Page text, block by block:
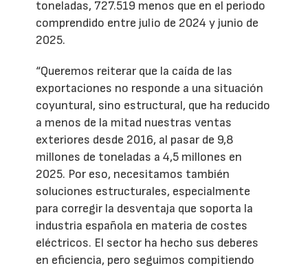
toneladas, 727.519 menos que en el periodo
comprendido entre julio de 2024 y junio de
2025.
“Queremos reiterar que la caída de las
exportaciones no responde a una situación
coyuntural, sino estructural, que ha reducido
a menos de la mitad nuestras ventas
exteriores desde 2016, al pasar de 9,8
millones de toneladas a 4,5 millones en
2025. Por eso, necesitamos también
soluciones estructurales, especialmente
para corregir la desventaja que soporta la
industria española en materia de costes
eléctricos. El sector ha hecho sus deberes
en eficiencia, pero seguimos compitiendo